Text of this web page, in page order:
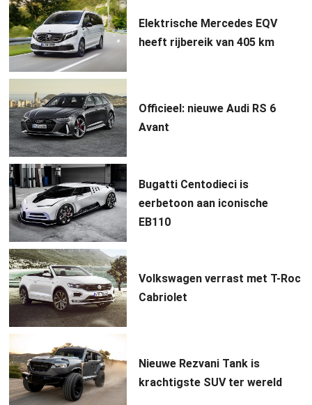
Elektrische Mercedes EQV
heeft rijbereik van 405 km
Officieel: nieuwe Audi RS 6
Avant
Bugatti Centodieci is
eerbetoon aan iconische
EB110
Volkswagen verrast met T-Roc
Cabriolet
Nieuwe Rezvani Tank is
krachtigste SUV ter wereld